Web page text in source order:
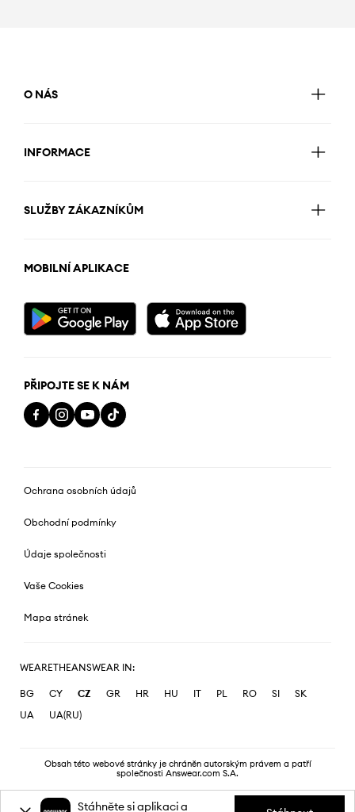
O NÁS
INFORMACE
SLUŽBY ZÁKAZNÍKŮM
MOBILNÍ APLIKACE
PŘIPOJTE SE K NÁM
Ochrana osobních údajů
Obchodní podmínky
Údaje společnosti
Vaše Cookies
Mapa stránek
WEARETHEANSWEAR IN:
BG CY CZ GR HR HU IT PL RO SI
SK
UA
UA(RU)
Obsah této webové stránky je chráněn autorským právem a patří
společnosti Answear.com S.A.
Stáhněte si aplikaci a